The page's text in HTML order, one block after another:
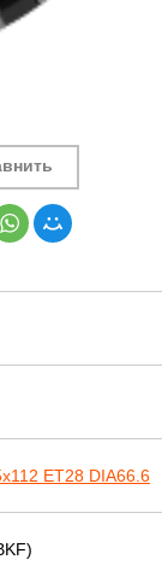
ET28 DIA66.6